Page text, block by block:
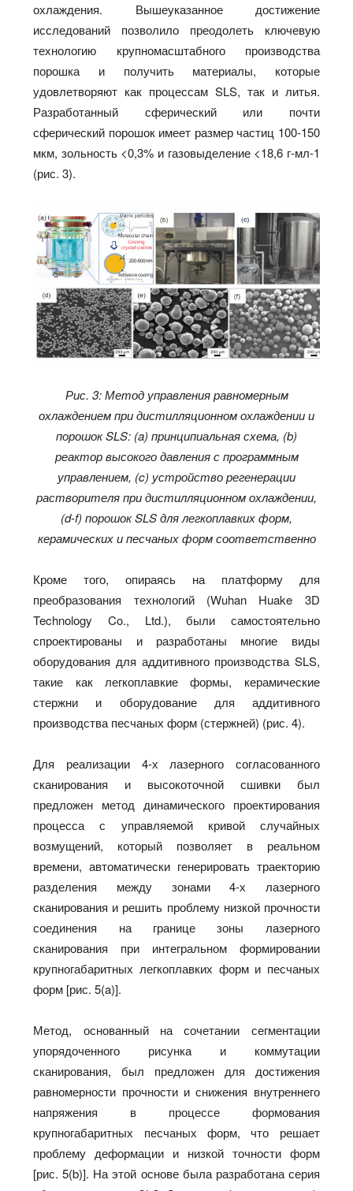
охлаждения. Вышеуказанное достижение
исследований позволило преодолеть ключевую
технологию крупномасштабного производства
порошка и получить материалы, которые
удовлетворяют как процессам SLS, так и литья.
Разработанный сферический или почти
сферический порошок имеет размер частиц 100-150
мкм, зольность <0,3% и газовыделение <18,6 г-мл-1
(рис. 3).
Рис. 3: Метод управления равномерным
охлаждением при дистилляционном охлаждении и
порошок SLS: (a) принципиальная схема, (b)
реактор высокого давления с программным
управлением, (c) устройство регенерации
растворителя при дистилляционном охлаждении,
(d-f) порошок SLS для легкоплавких форм,
керамических и песчаных форм соответственно
Кроме того, опираясь на платформу для
преобразования технологий (Wuhan Huake 3D
Technology Co., Ltd.), были самостоятельно
спроектированы и разработаны многие виды
оборудования для аддитивного производства SLS,
такие как легкоплавкие формы, керамические
стержни и оборудование для аддитивного
производства песчаных форм (стержней) (рис. 4).
Для реализации 4-х лазерного согласованного
сканирования и высокоточной сшивки был
предложен метод динамического проектирования
процесса с управляемой кривой случайных
возмущений, который позволяет в реальном
времени, автоматически генерировать траекторию
разделения между зонами 4-х лазерного
сканирования и решить проблему низкой прочности
соединения на границе зоны лазерного
сканирования при интегральном формировании
крупногабаритных легкоплавких форм и песчаных
форм [рис. 5(a)].
Метод, основанный на сочетании сегментации
упорядоченного рисунка и коммутации
сканирования, был предложен для достижения
равномерности прочности и снижения внутреннего
напряжения в процессе формования
крупногабаритных песчаных форм, что решает
проблему деформации и низкой точности форм
[рис. 5(b)]. На этой основе была разработана серия